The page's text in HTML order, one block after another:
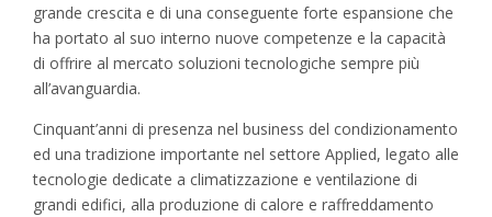
grande crescita e di una conseguente forte espansione che
ha portato al suo interno nuove competenze e la capacità
di offrire al mercato soluzioni tecnologiche sempre più
all’avanguardia.
Cinquant’anni di presenza nel business del condizionamento
ed una tradizione importante nel settore Applied, legato alle
tecnologie dedicate a climatizzazione e ventilazione di
grandi edifici, alla produzione di calore e raffreddamento